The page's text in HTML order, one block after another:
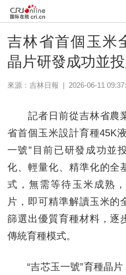
吉林省首個玉米
晶片研發成功並
來源： 吉林日報 | 2026-06-11
記者日前從吉林省農
省首個玉米設計育種45K
一號”目前已研發成功並
化、輕量化、精準化的全
式，無需等待玉米成熟
片，即可精準解讀玉米的
篩選出優質育種材料，逐
傳統育種模式。
“吉芯玉一號”育種晶片